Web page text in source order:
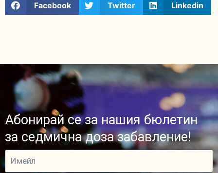
Facebook Twitter Linkedin
Абонирай се за нашия бюлетин
за седмична доза забавление!